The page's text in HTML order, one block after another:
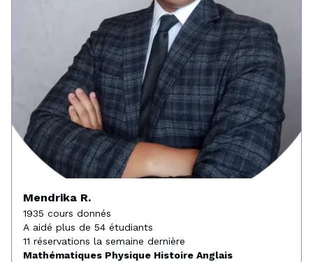
Mendrika R.
1935 cours donnés
A aidé plus de 54 étudiants
Mathématiques Physique Histoire Anglais